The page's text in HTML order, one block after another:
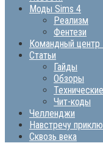
Моды Sims 4
Реализм
Фентези
Командный центр
Статьи
Гайды
Обзоры
Чит-коды
Челленджи
Навстречу
Сквозь века